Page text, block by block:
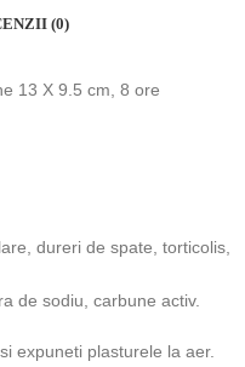
(0)
13 X 9.5 cm, 8 ore
dureri de spate, torticolis,
de sodiu, carbune activ.
expuneti plasturele la aer.